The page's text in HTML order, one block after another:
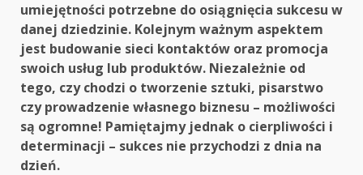
umiejętności potrzebne do osiągnięcia sukcesu w
danej dziedzinie. Kolejnym ważnym aspektem
jest budowanie sieci kontaktów oraz promocja
swoich usług lub produktów. Niezależnie od
tego, czy chodzi o tworzenie sztuki, pisarstwo
czy prowadzenie własnego biznesu – możliwości
są ogromne! Pamiętajmy jednak o cierpliwości i
determinacji – sukces nie przychodzi z dnia na
dzień.